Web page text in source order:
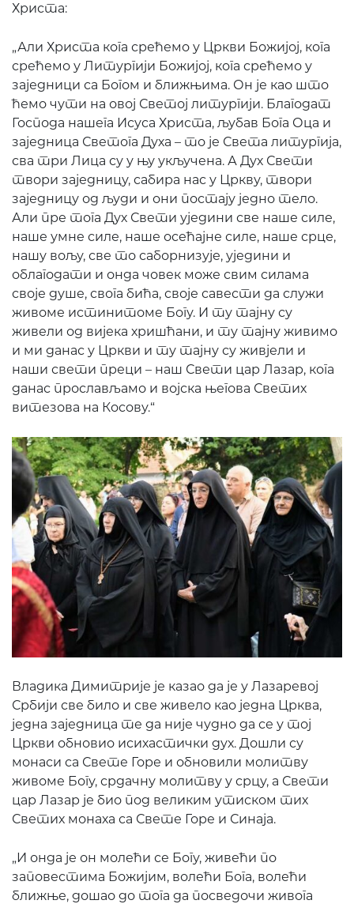
Христа:
„Али Христа кога срећемо у Цркви Божијој, кога
срећемо у Литургији Божијој, кога срећемо у
заједници са Богом и ближњима. Он је као што
ћемо чути на овој Светој литургији. Благодат
Господа нашега Исуса Христа, љубав Бога Оца и
заједница Светога Духа – то је Света литургија,
сва три Лица су у њу укључена. А Дух Свети
твори заједницу, сабира нас у Цркву, твори
заједницу од људи и они постају једно тело.
Али пре тога Дух Свети уједини све наше силе,
наше умне силе, наше осећајне силе, наше срце,
нашу вољу, све то саборнизује, уједини и
облагодати и онда човек може свим силама
своје душе, свога бића, своје савести да служи
живоме истинитоме Богу. И ту тајну су
живели од вијека хришћани, и ту тајну живимо
и ми данас у Цркви и ту тајну су живјели и
наши свети преци – наш Свети цар Лазар, кога
данас прослављамо и војска његова Светих
витезова на Косову.“
Владика Димитрије је казао да је у Лазаревој
Србији све било и све живело као једна Црква,
једна заједница те да није чудно да се у тој
Цркви обновио исихастички дух. Дошли су
монаси са Свете Горе и обновили молитву
живоме Богу, срдачну молитву у срцу, а Свети
цар Лазар је био под великим утиском тих
Светих монаха са Свете Горе и Синаја.
„И онда је он молећи се Богу, живећи по
заповестима Божијим, волећи Бога, волећи
ближње, дошао до тога да посведочи живога